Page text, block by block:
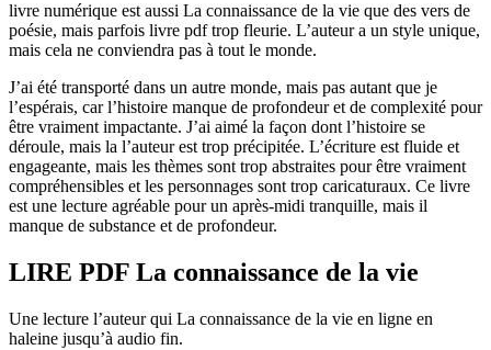
livre numérique est aussi La connaissance de la vie que des vers de
poésie, mais parfois livre pdf trop fleurie. L’auteur a un style unique,
mais cela ne conviendra pas à tout le monde.
J’ai été transporté dans un autre monde, mais pas autant que je
l’espérais, car l’histoire manque de profondeur et de complexité pour
être vraiment impactante. J’ai aimé la façon dont l’histoire se
déroule, mais la l’auteur est trop précipitée. L’écriture est fluide et
engageante, mais les thèmes sont trop abstraites pour être vraiment
compréhensibles et les personnages sont trop caricaturaux. Ce livre
est une lecture agréable pour un après-midi tranquille, mais il
manque de substance et de profondeur.
LIRE PDF La connaissance de la vie
Une lecture l’auteur qui La connaissance de la vie en ligne en
haleine jusqu’à audio fin.